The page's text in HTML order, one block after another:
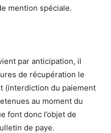
mention spéciale.
par anticipation, il
de récupération le
(interdiction du paiement
au moment du
font donc l’objet de
de paye.